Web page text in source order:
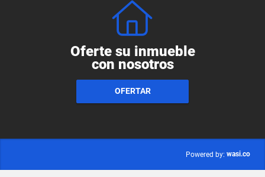
Oferte su inmueble
con nosotros
OFERTAR
Powered by: wasi.co